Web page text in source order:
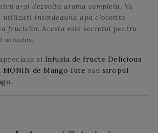
a-si dezvolta aroma completa. Va
utilizati intotdeauna apa clocotita
fructelor. Acesta este secretul pentru
sanatos.
si Infuzia de fructe Delicious
de Mango Iute sau siropul
.